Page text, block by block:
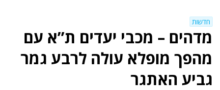
חדשות
מדהים – מכבי יעדים ת”א עם
מהפך מופלא עולה לרבע גמר
גביע האתגר